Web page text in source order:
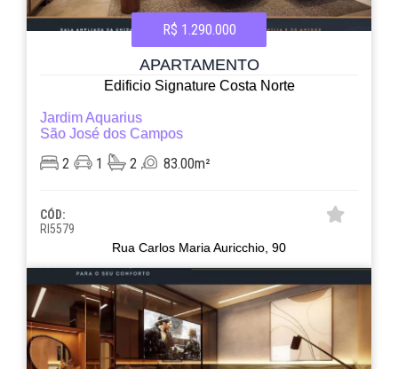
R$ 1.290.000
APARTAMENTO
Edificio Signature Costa Norte
Jardim Aquarius
São José dos Campos
2 1 2 83.00m²
CÓD:
RI5579
Rua Carlos Maria Auricchio, 90